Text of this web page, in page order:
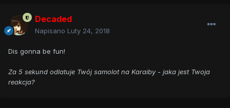
Decaded
Napisano Luty 24, 2018
Dis gonna be fun!
Za 5 sekund odlatuje Twój samolot na Karaiby - jaka jest Twoja
reakcja?